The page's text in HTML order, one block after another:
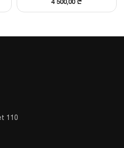
ელექტრომაგნიტური
გამორიცხავს ცრუ
ყუთით), ქართ. მენიუთი
4 500,00₾
110